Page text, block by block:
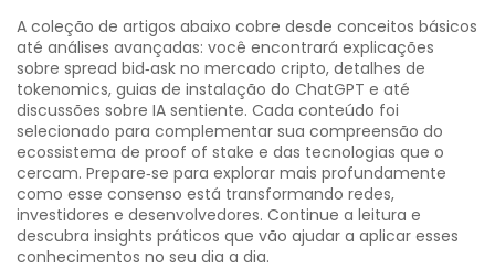
A coleção de artigos abaixo cobre desde conceitos básicos
até análises avançadas: você encontrará explicações
sobre spread bid‑ask no mercado cripto, detalhes de
tokenomics, guias de instalação do ChatGPT e até
discussões sobre IA sentiente. Cada conteúdo foi
selecionado para complementar sua compreensão do
ecossistema de proof of stake e das tecnologias que o
cercam. Prepare‑se para explorar mais profundamente
como esse consenso está transformando redes,
investidores e desenvolvedores. Continue a leitura e
descubra insights práticos que vão ajudar a aplicar esses
conhecimentos no seu dia a dia.